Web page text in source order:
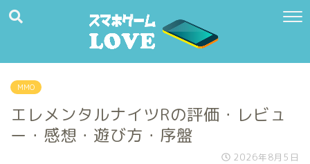
MMO
エレメンタルナイツRの評価・レビュ
ー・感想・遊び方・序盤
2026年8月5日